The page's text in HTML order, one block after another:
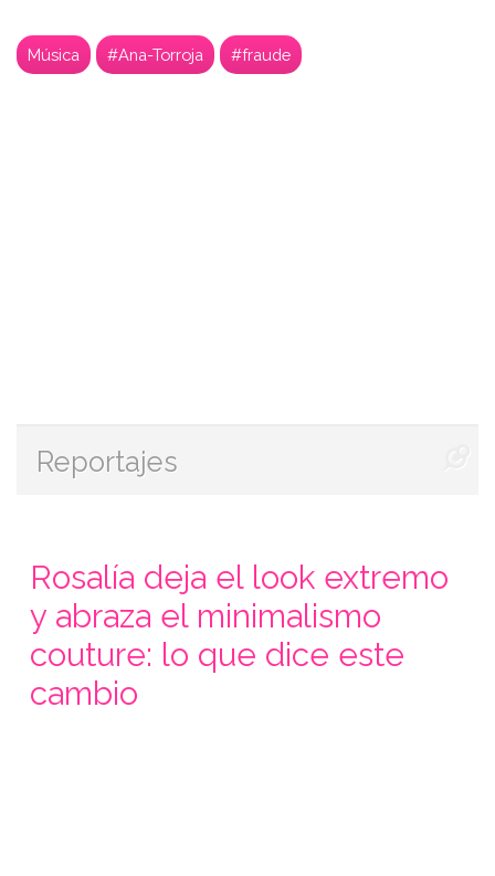
Música #Ana-Torroja #fraude
Reportajes
Rosalía deja el look extremo
y abraza el minimalismo
couture: lo que dice este
cambio